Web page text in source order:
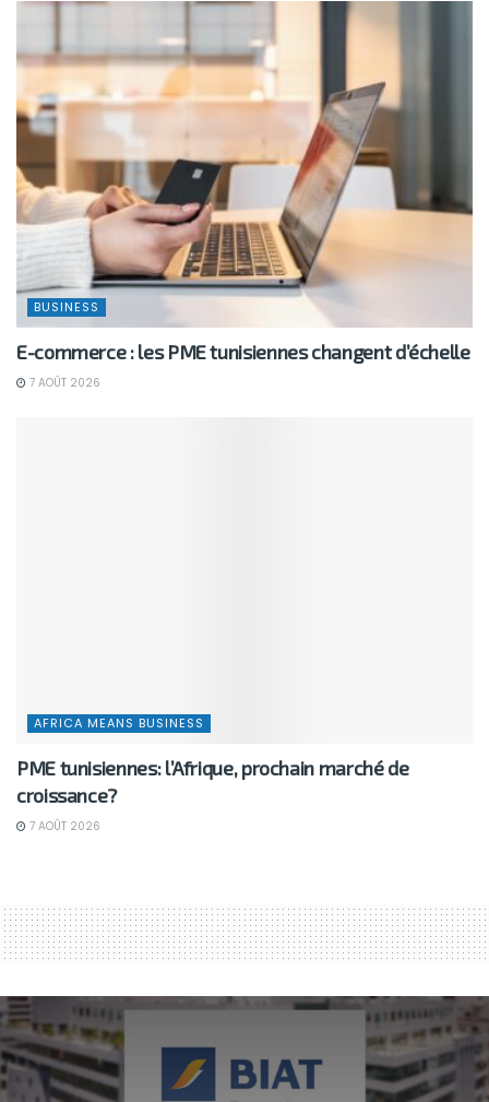
BUSINESS
E-commerce : les PME tunisiennes changent d’échelle
7 AOÛT 2026
AFRICA MEANS BUSINESS
PME tunisiennes: l’Afrique, prochain marché de
croissance?
7 AOÛT 2026